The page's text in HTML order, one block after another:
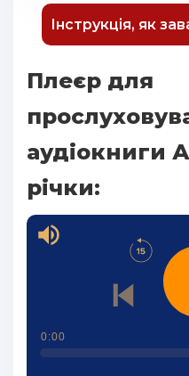
Інструкція, як
Плеєр для
аудіокниги
річки:
0:00